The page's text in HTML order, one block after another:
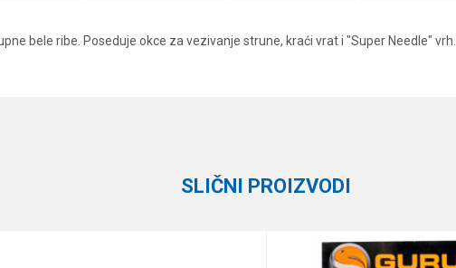
bele ribe. Poseduje okce za vezivanje strune, kraći vrat i "Super Needle" vrh.
5
SLIČNI PROIZVODI